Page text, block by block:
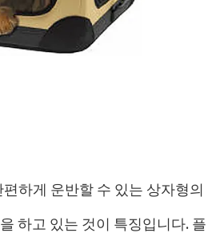
하게 운반할 수 있는 상자형의
하고 있는 것이 특징입니다. 플